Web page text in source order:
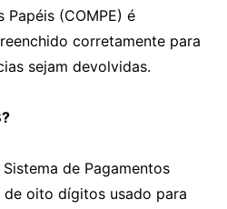
Papéis (COMPE) é
corretamente para
sejam devolvidas.
de Pagamentos
oito dígitos usado para